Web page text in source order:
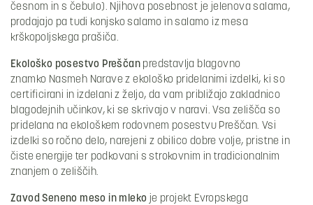
česnom in s čebulo). Njihova posebnost je jelenova salama,
prodajajo pa tudi konjsko salamo in salamo iz mesa
krškopoljskega prašiča.
Ekološko posestvo Preščan predstavlja blagovno
znamko Nasmeh Narave z ekološko pridelanimi izdelki, ki so
certificirani in izdelani z željo, da vam približajo zakladnico
blagodejnih učinkov, ki se skrivajo v naravi. Vsa zelišča so
pridelana na ekološkem rodovnem posestvu Preščan. Vsi
izdelki so ročno delo, narejeni z obilico dobre volje, pristne in
čiste energije ter podkovani s strokovnim in tradicionalnim
znanjem o zeliščih.
Zavod Seneno meso in mleko je projekt Evropskega